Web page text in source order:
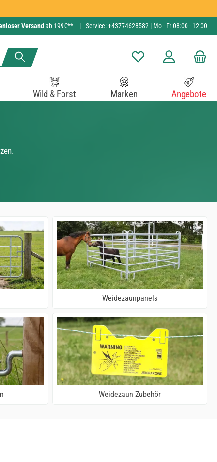
Versand ab 199€** | Service:+43774628582 | Mo - Fr 08:00 - 12:00
Du hast 0 Produkte auf
Wild & Forst Marken Angebote
Weidezaunpanels
Weidezaun Zubehör